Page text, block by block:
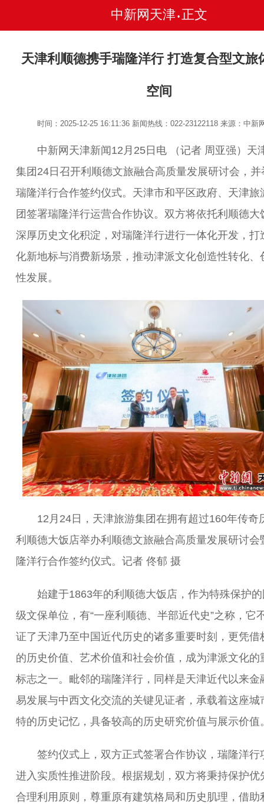
中新网天津 • 正文
天津利顺德携手瑞隆洋行 打造复合型文旅
空间
时间：2025-12-25 16:11:36 新闻热线：022-23122118来源：中新
中新网天津新闻12月25日电 （记者 周亚强）天
集团24日召开利顺德文旅融合高质量发展研讨会，并
瑞隆洋行合作签约仪式。天津市和平区政府、天津旅
团签署瑞隆洋行运营合作协议。双方将依托利顺德大
深厚历史文化积淀，对瑞隆洋行进行一体化开发，打
化新地标与消费新场景，推动津派文化创造性转化、
性发展。
12月24日，天津旅游集团在拥有超过160年传奇
利顺德大饭店举办利顺德文旅融合高质量发展研讨会
隆洋行合作签约仪式。记者 佟郁 摄
始建于1863年的利顺德大饭店，作为特殊保护的
级文保单位，有“一座利顺德、半部近代史”之称，它
证了天津乃至中国近代历史的诸多重要时刻，更凭借
的历史价值、艺术价值和社会价值，成为津派文化的
标志之一。毗邻的瑞隆洋行，同样是天津近代以来金
易发展与中西文化交流的关键见证者，承载着这座城
特的历史记忆，具备较高的历史研究价值与展示价值
签约仪式上，双方正式签署合作协议，瑞隆洋行
进入实质性推进阶段。根据规划，双方将秉持保护优
合理利用原则，尊重原有建筑格局和历史肌理，借助